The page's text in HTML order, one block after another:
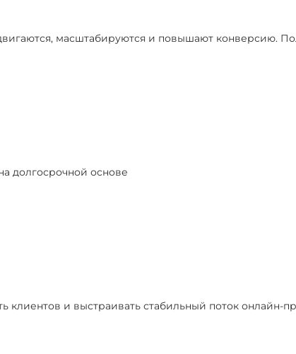
масштабируются и повышают конверсию.
долгосрочной основе
и выстраивать стабильный поток онлайн-